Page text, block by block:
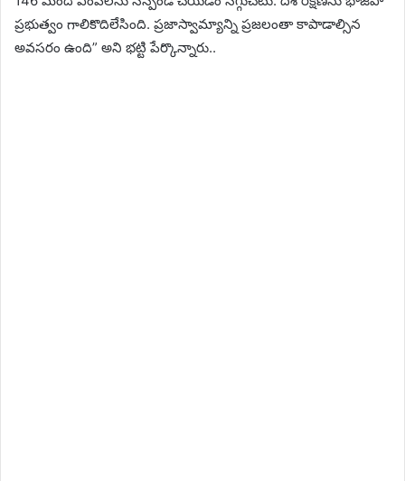
ప్రభుత్వం గాలికొదిలేసింది. ప్రజాస్వామ్యాన్ని ప్రజలంతా కాపాడాల్సిన
అవసరం ఉంది” అని భట్టి పేర్కొన్నారు..